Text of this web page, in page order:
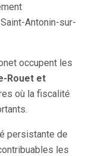
Antonin-sur-
occupent les
Rouet et
où la fiscalité
persistante de
les